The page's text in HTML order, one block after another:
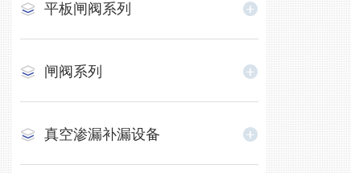
平板闸阀系列
闸阀系列
真空渗漏补漏设备